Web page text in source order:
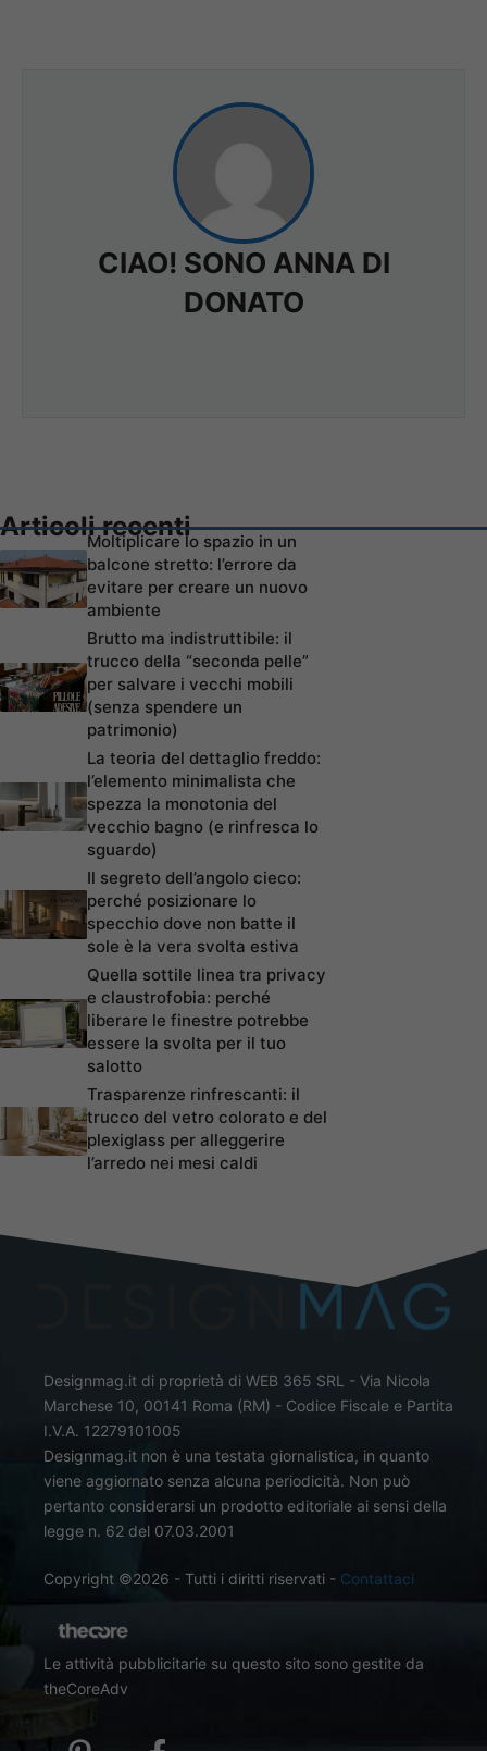
CIAO! SONO ANNA DI
DONATO
Articoli recenti
Moltiplicare lo spazio in un
balcone stretto: l’errore da
evitare per creare un nuovo
ambiente
Brutto ma indistruttibile: il
trucco della “seconda pelle”
per salvare i vecchi mobili
(senza spendere un
patrimonio)
La teoria del dettaglio freddo:
l’elemento minimalista che
spezza la monotonia del
vecchio bagno (e rinfresca lo
sguardo)
Il segreto dell’angolo cieco:
perché posizionare lo
specchio dove non batte il
sole è la vera svolta estiva
Quella sottile linea tra privacy
e claustrofobia: perché
liberare le finestre potrebbe
essere la svolta per il tuo
salotto
Trasparenze rinfrescanti: il
trucco del vetro colorato e del
plexiglass per alleggerire
l’arredo nei mesi caldi
Designmag.it di proprietà di WEB 365 SRL - Via Nicola
Marchese 10, 00141 Roma (RM) - Codice Fiscale e Partita
I.V.A. 12279101005
Designmag.it non è una testata giornalistica, in quanto
viene aggiornato senza alcuna periodicità. Non può
pertanto considerarsi un prodotto editoriale ai sensi della
legge n. 62 del 07.03.2001
Copyright ©2026 - Tutti i diritti riservati - Contattaci
Le attività pubblicitarie su questo sito sono gestite da
theCoreAdv